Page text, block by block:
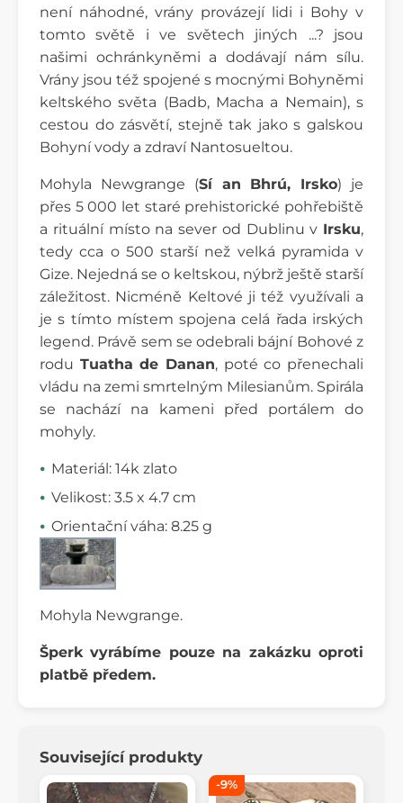
není náhodné, vrány provázejí lidi i Bohy v
tomto světě i ve světech jiných ...? jsou
našimi ochránkyněmi a dodávají nám sílu.
Vrány jsou též spojené s mocnými Bohyněmi
keltského světa (Badb, Macha a Nemain), s
cestou do zásvětí, stejně tak jako s galskou
Bohyní vody a zdraví Nantosueltou.
Mohyla Newgrange (Sí an Bhrú, Irsko) je
přes 5 000 let staré prehistorické pohřebiště
a rituální místo na sever od Dublinu v Irsku,
tedy cca o 500 starší než velká pyramida v
Gize. Nejedná se o keltskou, nýbrž ještě starší
záležitost. Nicméně Keltové ji též využívali a
je s tímto místem spojena celá řada irských
legend. Právě sem se odebrali bájní Bohové z
rodu Tuatha de Danan, poté co přenechali
vládu na zemi smrtelným Milesianům. Spirála
se nachází na kameni před portálem do
mohyly.
Materiál: 14k zlato
Velikost: 3.5 x 4.7 cm
Orientační váha: 8.25 g
Mohyla Newgrange.
Šperk vyrábíme pouze na zakázku oproti
platbě předem.
Související produkty
-9%